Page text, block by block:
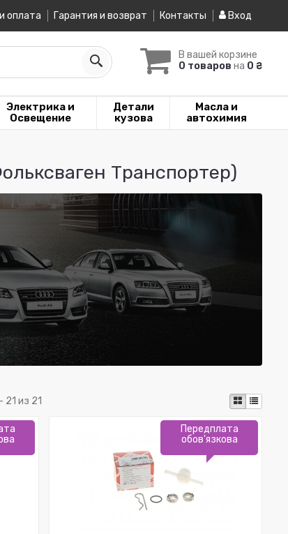
оплата Гарантия и возврат Контакты Вход
В вашей корзине
0 товаров на 0 ₴
Электрика и
Освещение
Детали
кузова
Масла и
автохимия
Транспортер)
21 из 21
Передплата
обов'язкова